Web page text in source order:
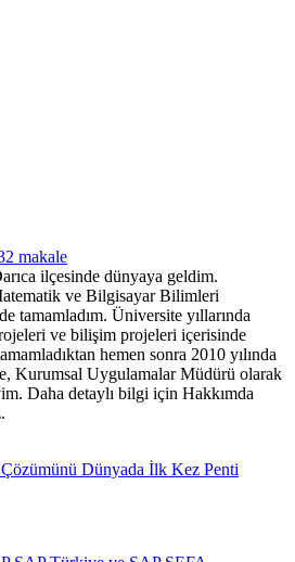
makale
ilçesinde dünyaya geldim.
ve Bilgisayar Bilimleri
tamamladım. Üniversite yıllarında
ve bilişim projeleri içerisinde
hemen sonra 2010 yılında
Kurumsal Uygulamalar Müdürü olarak
Daha detaylı bilgi için Hakkımda
Dünyada İlk Kez Penti